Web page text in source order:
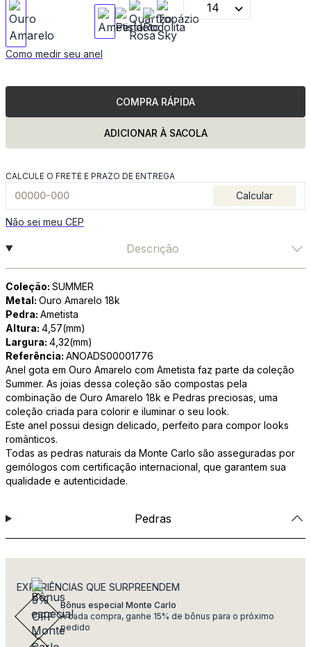
14
Como medir seu anel
COMPRA RÁPIDA
ADICIONAR À SACOLA
CALCULE O FRETE E PRAZO DE ENTREGA
Calcular
Não sei meu CEP
Descrição
Coleção: SUMMER
Metal: Ouro Amarelo 18k
Pedra: Ametista
Altura: 4,57(mm)
Largura: 4,32(mm)
Referência: ANOADS00001776
Anel gota em Ouro Amarelo com Ametista faz parte da coleção
Summer. As joias dessa coleção são compostas pela
combinação de Ouro Amarelo 18k e Pedras preciosas, uma
coleção criada para colorir e iluminar o seu look.
Este anel possui design delicado, perfeito para compor looks
românticos.
Todas as pedras naturais da Monte Carlo são asseguradas por
gemólogos com certificação internacional, que garantem sua
qualidade e autenticidade.
Pedras
EXPERIÊNCIAS QUE SURPREENDEM
Bônus especial Monte Carlo
A cada compra, ganhe 15% de bônus para o próximo
pedido